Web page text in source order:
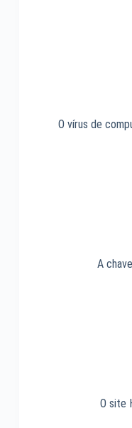
O vírus de
A
O site